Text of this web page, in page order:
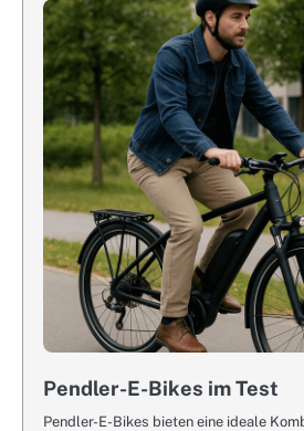
Pendler-E-Bikes im Test
Pendler-E-Bikes bieten eine ideale